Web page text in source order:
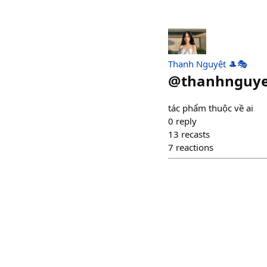
Thanh Nguyệt 🎩🎭
@
tác phẩm thuộc về ai
0 reply
13 recasts
7 reactions